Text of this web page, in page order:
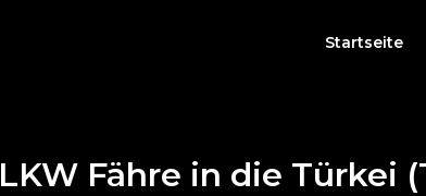
Startseite
LKW Fähre in die Türkei